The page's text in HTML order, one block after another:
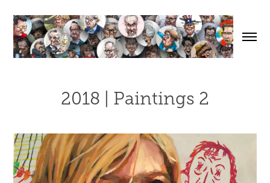
2018 | Paintings 2